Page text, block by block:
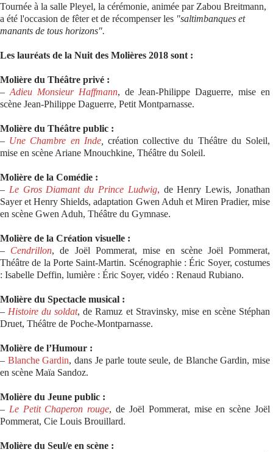
Tournée à la salle Pleyel, la cérémonie, animée par Zabou Breitmann,
a été l'occasion de fêter et de récompenser les "saltimbanques et
manants de tous horizons".
Les lauréats de la Nuit des Molières 2018 sont :
Molière du Théâtre privé :
– Adieu Monsieur Haffmann, de Jean-Philippe Daguerre, mise en
scène Jean-Philippe Daguerre, Petit Montparnasse.
Molière du Théâtre public :
– Une Chambre en Inde,
création collective du Théâtre du Soleil,
mise en scène Ariane Mnouchkine, Théâtre du Soleil.
Molière de la Comédie :
– Le Gros Diamant du Prince Ludwig, de Henry Lewis, Jonathan
Sayer et Henry Shields, adaptation Gwen Aduh et Miren Pradier, mise
en scène Gwen Aduh, Théâtre du Gymnase.
Molière de la Création visuelle :
– Cendrillon, de Joël Pommerat, mise en scène Joël Pommerat,
Théâtre de la Porte Saint-Martin. Scénographie : Éric Soyer, costumes
: Isabelle Deffin, lumière : Éric Soyer, vidéo : Renaud Rubiano.
Molière du Spectacle musical :
– Histoire du soldat, de Ramuz et Stravinsky, mise en scène Stéphan
Druet, Théâtre de Poche-Montparnasse.
Molière de l’Humour :
– Blanche Gardin, dans Je parle toute seule, de Blanche Gardin, mise
en scène Maïa Sandoz.
Molière du Jeune public :
– Le Petit Chaperon rouge, de Joël Pommerat, mise en scène Joël
Pommerat, Cie Louis Brouillard.
Molière du Seul/e en scène :